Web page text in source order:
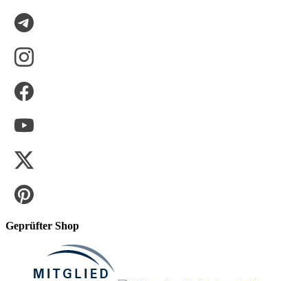
Geprüfter Shop